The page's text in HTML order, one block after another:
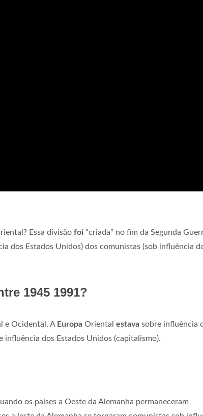
Essa divisão foi “criada” no fim da Segunda
dos Estados Unidos) dos comunistas (sob influência
1945 1991?
e Ocidental. A Europa Oriental estava sobre influência
influência dos Estados Unidos (capitalismo).
os países a Oeste da Alemanha permaneceram